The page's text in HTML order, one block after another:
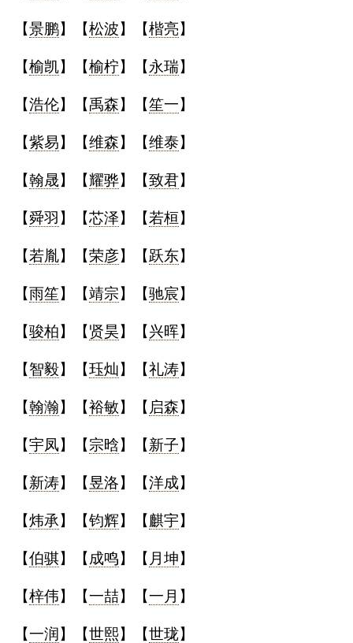
【景鹏】【松波】【楷亮】
【榆凯】【榆柠】【永瑞】
【浩伦】【禹森】【笙一】
【紫易】【维森】【维泰】
【翰晟】【耀骅】【致君】
【舜羽 】【芯泽】【若桓】
【若胤】【荣彦】【跃东】
【雨笙】【靖宗】【驰宸】
【骏柏】【贤昊】【兴晖】
【智毅】【珏灿】【礼涛】
【翰瀚】【裕敏】【 启森】
【宇凤】【宗晗】【新子】
【新涛】【昱洛】【洋成】
【炜承】【钧辉】【麒宇】
【伯骐】【 成鸣】【 月坤】
【梓伟】【一喆】【一月 】
【一润 】【世熙】【世珑】